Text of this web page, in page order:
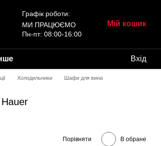
Графік роботи:
МИ ПРАЦЮЄМО
Пн-пт: 08:00-16:00
Мій кошик
Вхід
Холодильники
Шафи для вина
Порівняти В обране